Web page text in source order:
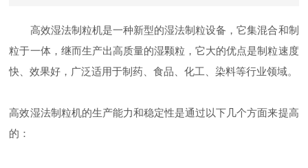
高效湿法制粒机是一种新型的湿法制粒设备，它集混合和制
粒于一体，继而生产出高质量的湿颗粒，它大的优点是制粒速度
快、效果好，广泛适用于制药、食品、化工、染料等行业领域。
高效湿法制粒机的生产能力和稳定性是通过以下几个方面来提高
的：